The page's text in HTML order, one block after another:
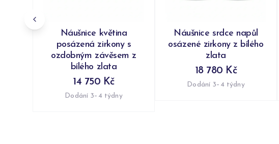
Náušnice květina
posázená zirkony s
ozdobným závěsem z
bílého zlata
14 750 Kč
Dodání 3–4 týdny
Náušnice srdce napůl
osázené zirkony z bílého
zlata
18 780 Kč
Dodání 3–4 týdny